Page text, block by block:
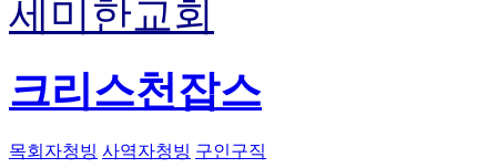
세미한교회
크리스천잡스
목회자청빙 사역자청빙 구인구직